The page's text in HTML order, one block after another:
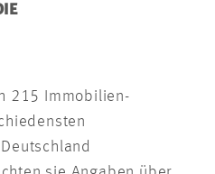
215 Immobilien-